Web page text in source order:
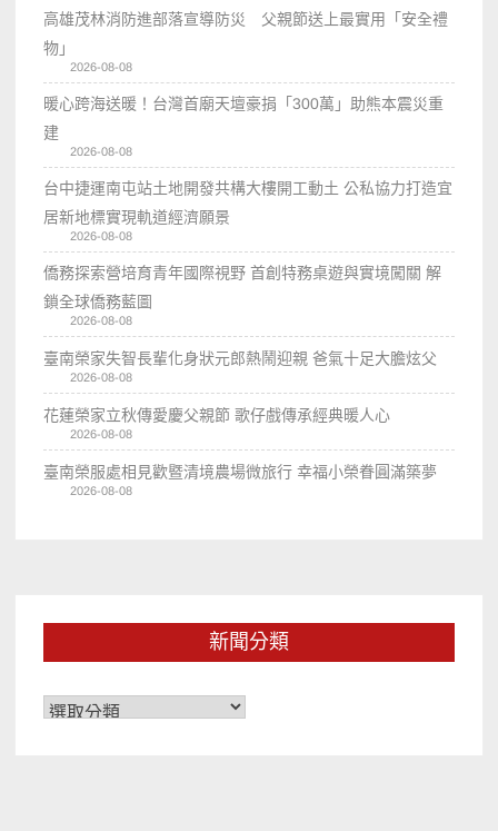
高雄茂林消防進部落宣導防災 父親節送上最實用「安全禮
物」
2026-08-08
暖心跨海送暖！台灣首廟天壇豪捐「300萬」助熊本震災重
建
2026-08-08
台中捷運南屯站土地開發共構大樓開工動土 公私協力打造宜
居新地標實現軌道經濟願景
2026-08-08
僑務探索營培育青年國際視野 首創特務桌遊與實境闖關 解
鎖全球僑務藍圖
2026-08-08
臺南榮家失智長輩化身狀元郎熱鬧迎親 爸氣十足大膽炫父
2026-08-08
花蓮榮家立秋傳愛慶父親節 歌仔戲傳承經典暖人心
2026-08-08
臺南榮服處相見歡暨清境農場微旅行 幸福小榮眷圓滿築夢
2026-08-08
新聞分類
新